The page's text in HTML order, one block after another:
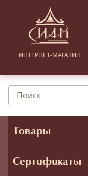
ИНТЕРНЕТ-МАГАЗИН
Товары
Сертификаты